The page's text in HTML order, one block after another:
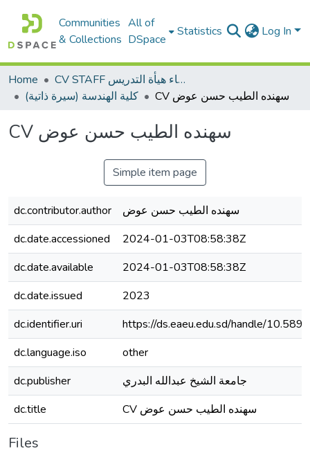
Communities
& Collections
All of
DSpace
Statistics Log In
Home
CV STAFF السيره الذاتية لأعضاء هيأة التدريس
كلية الهندسة (سيرة ذاتية)
CV سهنده الطيب حسن عوض
CV سهنده الطيب حسن عوض
Simple item page
dc.contributor.author
سهنده الطيب حسن عوض
dc.date.accessioned
2024-01-03T08:58:38Z
dc.date.available
2024-01-03T08:58:38Z
dc.date.issued
2023
dc.identifier.uri
https://ds.eaeu.edu.sd/handle/
dc.language.iso
other
dc.publisher
جامعة الشيخ عبدالله البدري
dc.title
CV سهنده الطيب حسن عوض
Files